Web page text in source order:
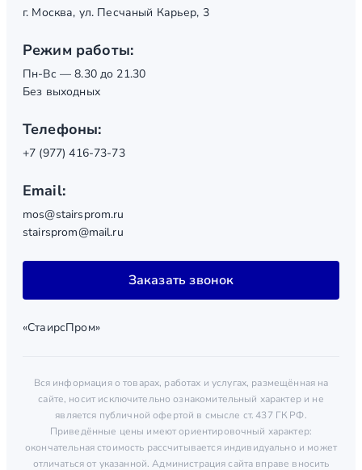
г. Москва, ул. Песчаный Карьер, 3
Режим работы:
Пн-Вс — 8.30 до 21.30
Без выходных
Телефоны:
+7 (977) 416-73-73
Email:
mos@stairsprom.ru
stairsprom@mail.ru
Заказать звонок
«СтаирсПром»
Вся информация о товарах, работах и услугах, размещённая на
сайте, носит исключительно ознакомительный характер и не
является публичной офертой в смысле ст. 437 ГК РФ.
Приведённые цены имеют ориентировочный характер:
окончательная стоимость рассчитывается индивидуально и может
отличаться от указанной. Администрация сайта вправе вносить